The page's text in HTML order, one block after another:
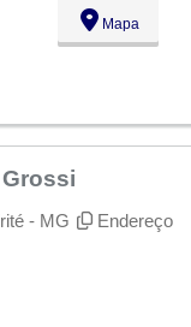
Mapa
- MG
Endereço